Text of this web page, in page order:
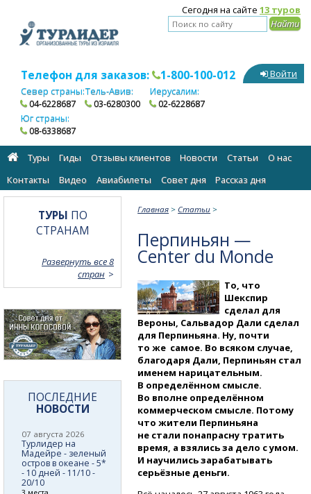
Сегодня на сайте 13 туров
Телефон для заказов: 1-800-100-012
Север страны:
04-6228687
Тель-Авив:
03-6280300
Иерусалим:
02-6228687
Юг страны:
08-6338687
Войти
Туры Гиды Отзывы клиентов Новости Статьи
О нас
Контакты
Видео Авиабилеты Cовет дня Рассказ дня
Главная > Статьи >
Перпиньян —
Center du Monde
То, что
Шекспир
сделал для
Вероны, Сальвадор Дали сделал
для Перпиньяна. Ну, почти
то же самое. Во всяком случае,
благодаря Дали, Перпиньян стал
именем нарицательным.
В определённом смысле.
Во вполне определённом
коммерческом смысле. Потому
что жители Перпиньяна
не стали понапрасну тратить
время, а взялись за дело с умом.
И научились зарабатывать
серьёзные деньги.
ТУРЫ ПО
СТРАНАМ
Развернуть все 8
стран
ПОСЛЕДНИЕ
НОВОСТИ
07 августа 2026
Турлидер на
Мадейре - зеленый
остров в океане - 5*
- 10 дней - 11/10 -
20/10